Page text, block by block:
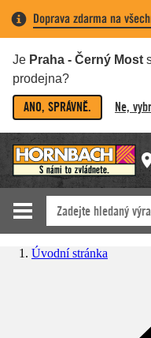
Doprava zdarma na
Je Praha - Černý Most
prodejna?
ANO, SPRÁVNĚ. Ne,
Úvodní stránka